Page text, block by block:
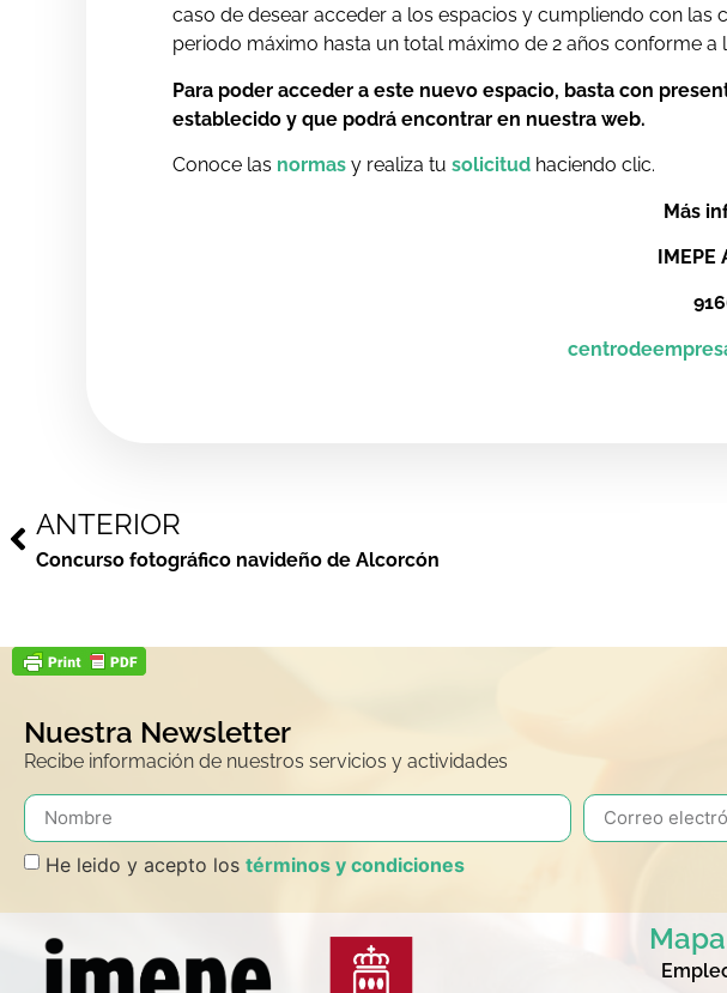
caso de desear acceder a los espacios y cumpliendo con
periodo máximo hasta un total máximo de 2 años conforme
Para poder acceder a este nuevo espacio, basta con
establecido y que podrá encontrar en nuestra web.
Conoce las normas y realiza tusolicitud haciendo clic.
Más
IMEPE
ANTERIOR
Concurso fotográfico navideño de Alcorcón
Nuestra Newsletter
Recibe información de nuestros servicios y actividades
He leido y acepto los términos y condiciones